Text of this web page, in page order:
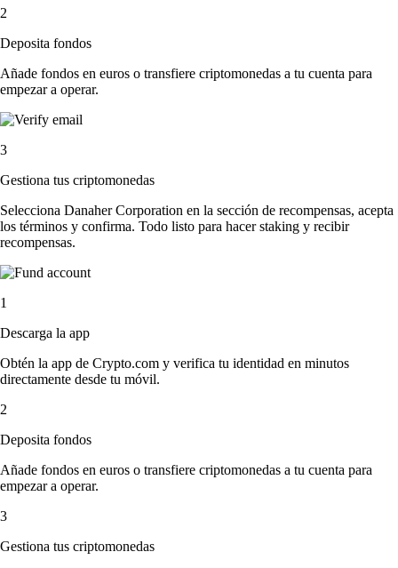
2
Deposita fondos
Añade fondos en euros o transfiere criptomonedas a tu cuenta para
empezar a operar.
3
Gestiona tus criptomonedas
Selecciona Danaher Corporation en la sección de recompensas, acepta
los términos y confirma. Todo listo para hacer staking y recibir
recompensas.
1
Descarga la app
Obtén la app de Crypto.com y verifica tu identidad en minutos
directamente desde tu móvil.
2
Deposita fondos
Añade fondos en euros o transfiere criptomonedas a tu cuenta para
empezar a operar.
3
Gestiona tus criptomonedas